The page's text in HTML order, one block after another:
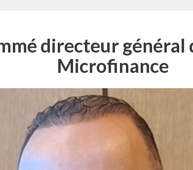
directeur général
Microfinance